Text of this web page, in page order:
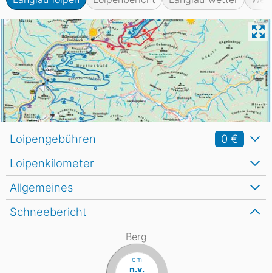
Schneebericht
Berg
cm
n.v.
Loipengebühren 0 €
Allgemeines
Loipenkilometer